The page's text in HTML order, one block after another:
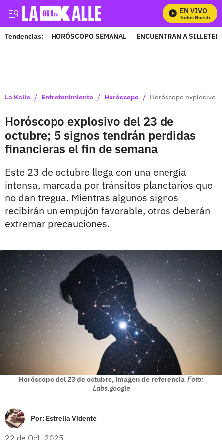
EN VIVO
Mira Todos Nuestros
Tendencias: HORÓSCOPO SEMANAL ENCUENTRAN A
La Kalle / Entretenimiento / Horóscopo / Horóscopo explosivo
Horóscopo explosivo del 23 de
octubre; 5 signos tendrán perdidas
financieras el fin de semana
Este 23 de octubre llega con una energía
intensa, marcada por tránsitos planetarios que
no dan tregua. Mientras algunos signos
recibirán un empujón favorable, otros deberán
extremar precauciones.
Horóscopo del 23 de octubre, imagen de referencia Foto:
Labs.google
Por: Estrella Vidente
22 de Oct, 2025